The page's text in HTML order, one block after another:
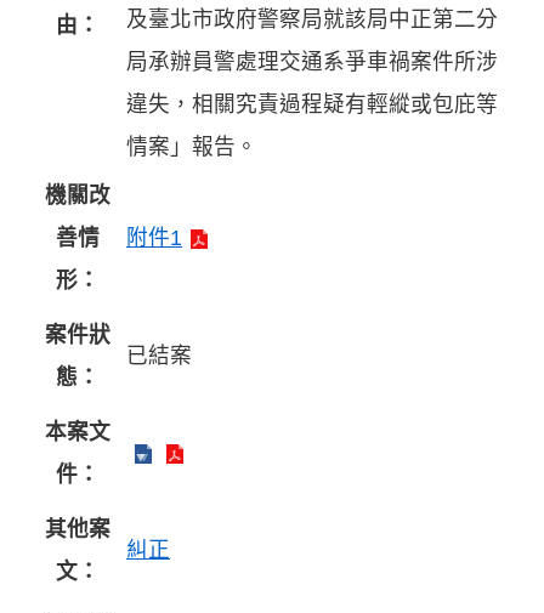
由：
及臺北市政府警察局就該局中正第二分
局承辦員警處理交通系爭車禍案件所涉
違失，相關究責過程疑有輕縱或包庇等
情案」報告。
機關改
善情
形：
附件1
案件狀
態：
已結案
本案文
件：
其他案
文：
糾正